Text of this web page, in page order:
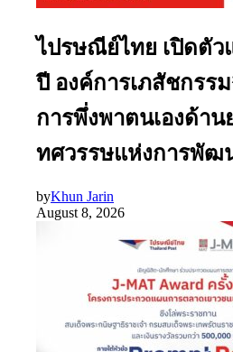
ไปรษณีย์ไทย เปิดตัว
ปี องค์การเภสัชกรร
การพึ่งพาตนเองด้าน
ทศวรรษแห่งการพัฒ
byKhun Jarin
August 8, 2026